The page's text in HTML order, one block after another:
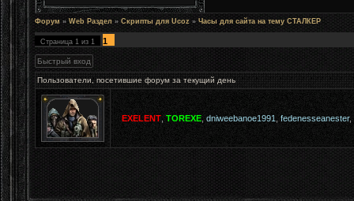
Форум » Web Раздел » Скрипты для Ucoz » Часы для сайта на тему СТАЛКЕР
Страница 1 из 1 1
Пользователи, посетившие форум за текущий день
EXELENT ,TOREXE dniweebanoe1991 ,fedenesseanester,